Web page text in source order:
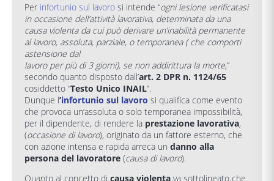
Per infortunio sul lavoro si intende “ogni lesione verificatasi
in occasione dell’attività lavorativa, determinata da una
causa violenta da cui può derivare un’inabilità permanente
al lavoro, assoluta, parziale, o temporanea ( che comporti
astensione dal
lavoro per più di 3 giorni), se non addirittura la morte,”
secondo quanto disposto dall’art. 2 DPR n. 1124/65
cosiddetto “Testo Unico INAIL”.
Dunque l’infortunio sul lavoro si qualifica come evento
che provoca un’assoluta o solo temporanea impossibilità,
per il dipendente, di rendere la prestazione lavorativa,
(occasione di lavoro), originato da un fattore esterno, che
con azione intensa e rapida arreca un danno alla
persona del lavoratore (causa di lavoro).
Quanto al concetto di causa violenta va sottolineato che